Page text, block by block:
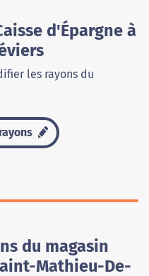
d'Épargne à
les rayons du
du magasin
Mathieu-De-